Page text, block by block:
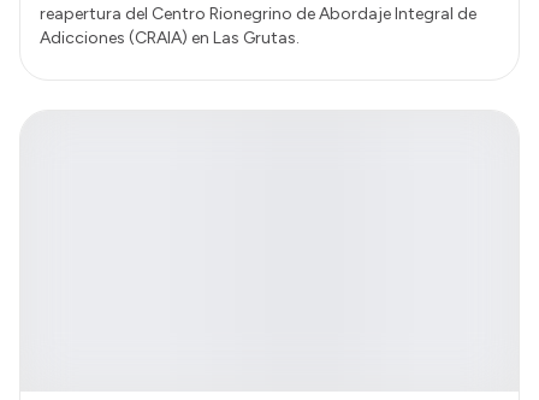
reapertura del Centro Rionegrino de Abordaje Integral de
Adicciones (CRAIA) en Las Grutas.